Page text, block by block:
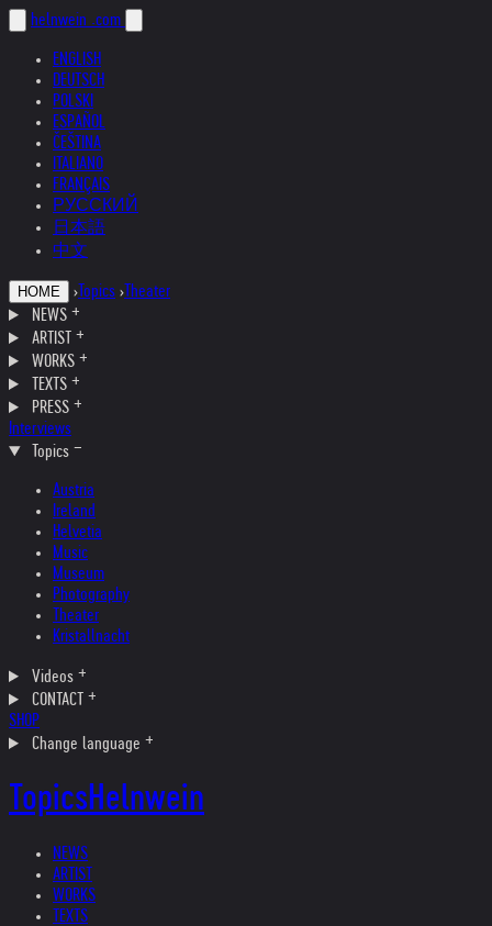
helnwein .com
ENGLISH
DEUTSCH
POLSKI
ESPAÑOL
ČEŠTINA
ITALIANO
FRANÇAIS
РУССКИЙ
日本語
中文
HOME › Topics › Theater
NEWS
ARTIST
WORKS
TEXTS
PRESS
Interviews
Topics
Austria
Ireland
Helvetia
Music
Museum
Photography
Theater
Kristallnacht
Videos
CONTACT
SHOP
Change language
TopicsHelnwein
NEWS
ARTIST
WORKS
TEXTS